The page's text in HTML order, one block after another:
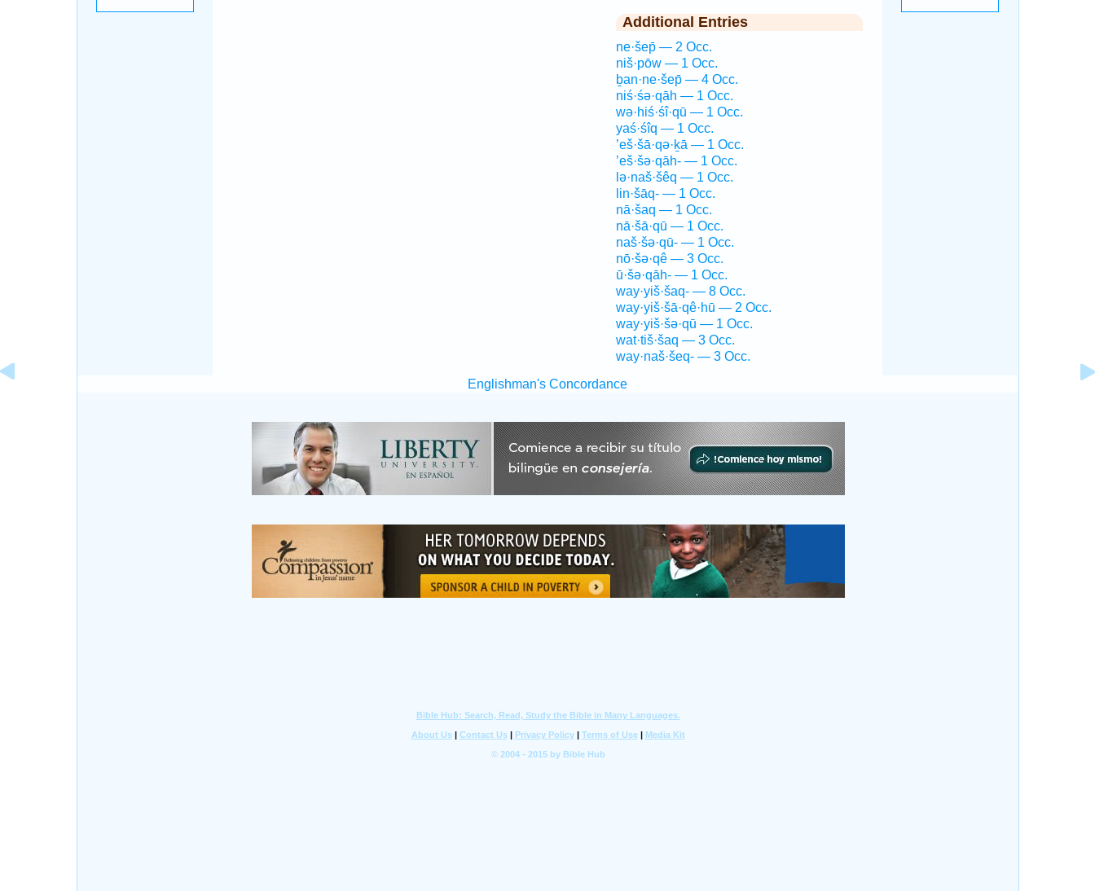
Additional Entries
ne·šep̄ — 2 Occ.
niš·pōw — 1 Occ.
ḇan·ne·šep̄ — 4 Occ.
niś·śə·qāh — 1 Occ.
wə·hiś·śî·qū — 1 Occ.
yaś·śîq — 1 Occ.
’eš·šā·qə·ḵā — 1 Occ.
’eš·šə·qāh- — 1 Occ.
lə·naš·šêq — 1 Occ.
lin·šāq- — 1 Occ.
nā·šaq — 1 Occ.
nā·šā·qū — 1 Occ.
naš·šə·qū- — 1 Occ.
nō·šə·qê — 3 Occ.
ū·šə·qāh- — 1 Occ.
way·yiš·šaq- — 8 Occ.
way·yiš·šā·qê·hū — 2 Occ.
way·yiš·šə·qū — 1 Occ.
wat·tiš·šaq — 3 Occ.
way·naš·šeq- — 3 Occ.
Englishman's Concordance